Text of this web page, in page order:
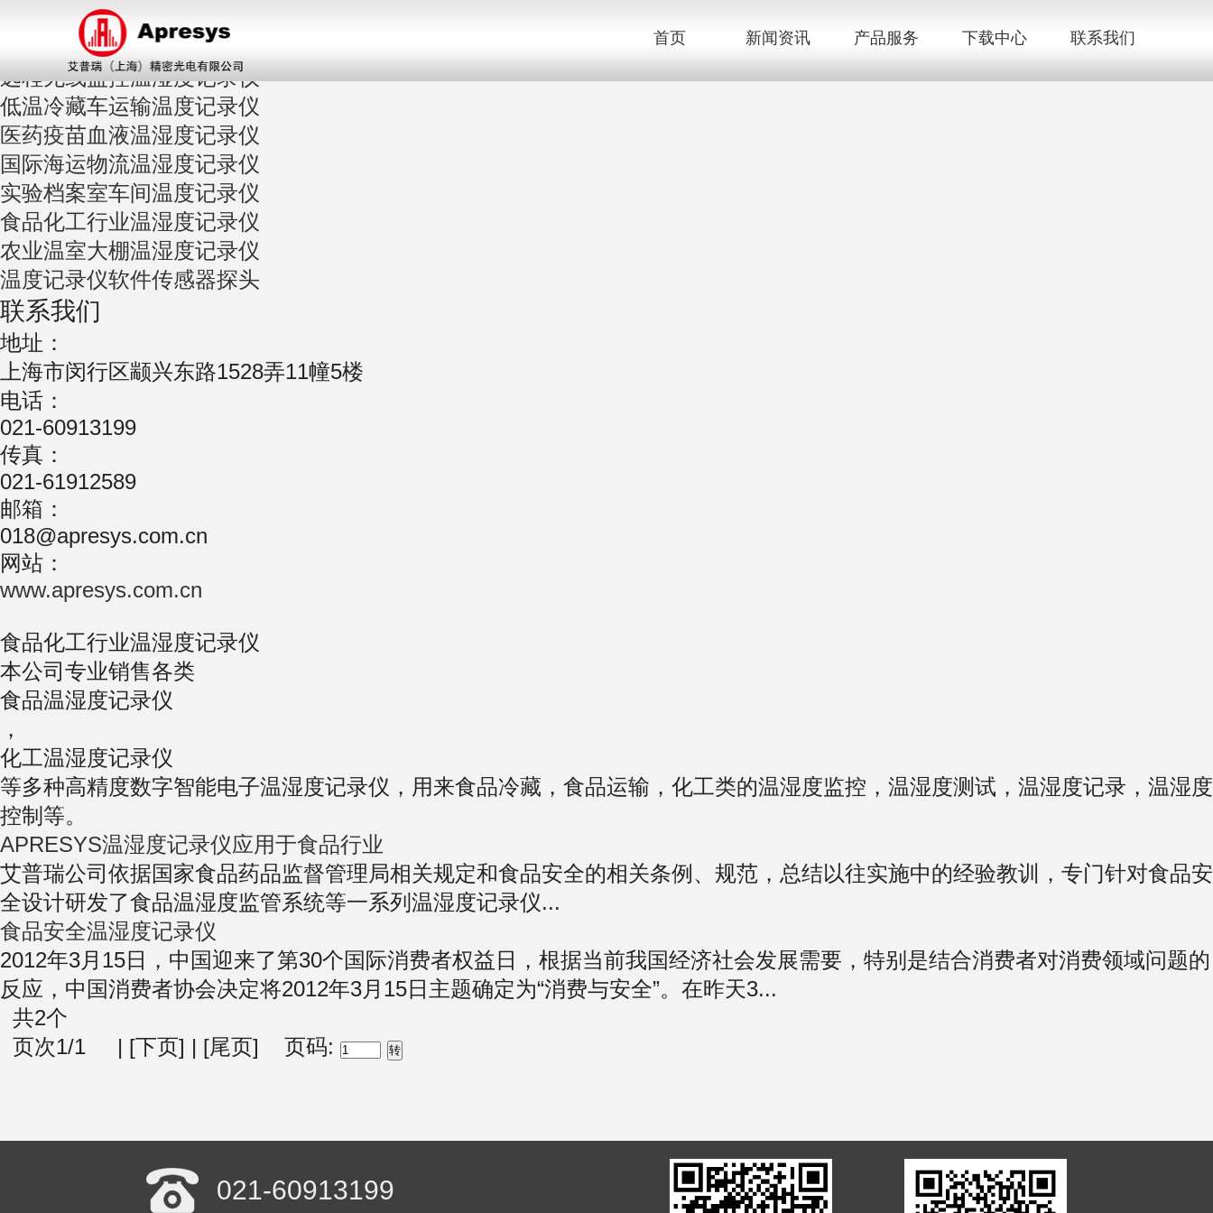
首页 新闻资讯 产品服务 下载中心 联系我们
当前位置：首页>合作案例>
应用导航
远程无线监控温湿度记录仪
低温冷藏车运输温度记录仪
医药疫苗血液温湿度记录仪
国际海运物流温湿度记录仪
实验档案室车间温度记录仪
食品化工行业温湿度记录仪
农业温室大棚温湿度记录仪
温度记录仪软件传感器探头
联系我们
地址：
上海市闵行区颛兴东路1528弄11幢5楼
电话：
021-60913199
传真：
021-61912589
邮箱：
018@apresys.com.cn
网站：
www.apresys.com.cn
食品化工行业温湿度记录仪
本公司专业销售各类
食品温湿度记录仪
，
化工温湿度记录仪
等多种高精度数字智能电子温湿度记录仪，用来食品冷藏，食品运输，化工类的温湿度监控，温湿度测试，温湿度记录，温湿度
控制等。
APRESYS温湿度记录仪应用于食品行业
艾普瑞公司依据国家食品药品监督管理局相关规定和食品安全的相关条例、规范，总结以往实施中的经验教训，专门针对食品安
全设计研发了食品温湿度监管系统等一系列温湿度记录仪...
食品安全温湿度记录仪
2012年3月15日，中国迎来了第30个国际消费者权益日，根据当前我国经济社会发展需要，特别是结合消费者对消费领域问题的
反应，中国消费者协会决定将2012年3月15日主题确定为“消费与安全”。在昨天3...
共2个
页次1/1 | [下页] | [尾页] 页码:
021-60913199